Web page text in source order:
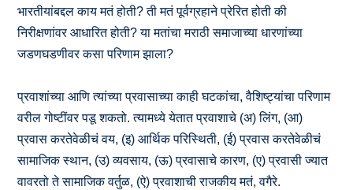
भारतीयांबद्दल काय मतं होती? ती मतं पूर्वग्रहाने प्रेरित होती की
निरीक्षणांवर आधारित होती? या मतांचा मराठी समाजाच्या धारणांच्या
जडणघडणीवर कसा परिणाम झाला?
प्रवाशांच्या आणि त्यांच्या प्रवासाच्या काही घटकांचा, वैशिष्ट्यांचा परिणाम
वरील गोष्टींवर पडू शकतो. त्यामध्ये येतात प्रवाशाचे (अ) लिंग, (आ)
प्रवास करतेवेळीचं वय, (इ) आर्थिक परिस्थिती, (ई) प्रवास करतेवेळीचं
सामाजिक स्थान, (उ) व्यवसाय, (ऊ) प्रवासाचे कारण, (ए) प्रवासी ज्यात
वावरतो ते सामाजिक वर्तुळ, (ऐ) प्रवाशाची राजकीय मतं, वगैरे.